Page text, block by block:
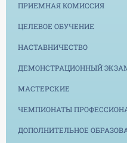
ПРИЕМНАЯ КОМИССИЯ
ЦЕЛЕВОЕ ОБУЧЕНИЕ
НАСТАВНИЧЕСТВО
ДЕМОНСТРАЦИОННЫЙ
МАСТЕРСКИЕ
ЧЕМПИОНАТЫ
ДОПОЛНИТЕЛЬНОЕ